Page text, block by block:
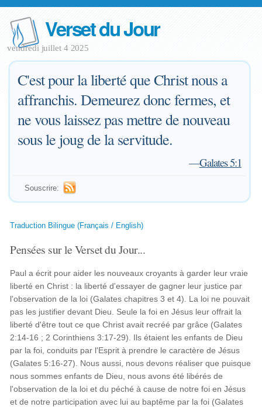
Verset du Jour
vendredi juillet 4 2025
C'est pour la liberté que Christ nous a
affranchis. Demeurez donc fermes, et
ne vous laissez pas mettre de nouveau
sous le joug de la servitude.
—Galates 5:1
Souscrire:
Traduction Bilingue (Français / English)
Pensées sur le Verset du Jour...
Paul a écrit pour aider les nouveaux croyants à garder leur vraie
liberté en Christ : la liberté d'essayer de gagner leur justice par
l'observation de la loi (Galates chapitres 3 et 4). La loi ne pouvait
pas les justifier devant Dieu. Seule la foi en Jésus leur offrait la
liberté d'être tout ce que Christ avait recréé par grâce (Galates
2:14-16 ; 2 Corinthiens 3:17-29). Ils étaient les enfants de Dieu
par la foi, conduits par l'Esprit à prendre le caractère de Jésus
(Galates 5:16-27). Nous aussi, nous devons réaliser que puisque
nous sommes enfants de Dieu, nous avons été libérés de
l'observation de la loi et du péché à cause de notre foi en Jésus
et de notre participation avec lui au baptême par la foi (Galates